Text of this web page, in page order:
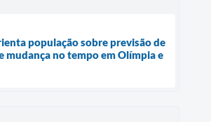
população sobre previsão de
mudança no tempo em Olímpia e